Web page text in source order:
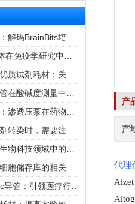
产
产
代理